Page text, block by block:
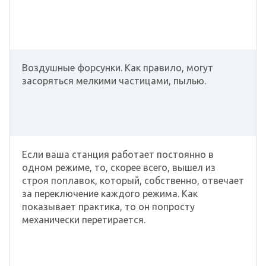
Воздушные форсунки. Как правило, могут
засоряться мелкими частицами, пылью.
Если ваша станция работает постоянно в
одном режиме, то, скорее всего, вышел из
строя поплавок, который, собственно, отвечает
за переключение каждого режима. Как
показывает практика, то он попросту
механически перетирается.